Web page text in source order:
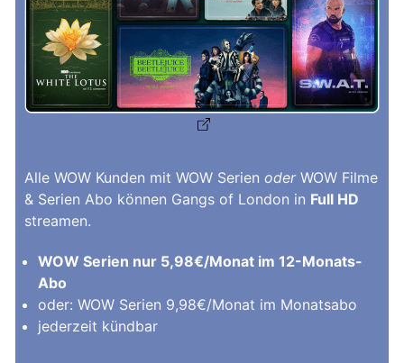
Alle WOW Kunden mit WOW Serien oderWOW Filme
& Serien Abo können Gangs of London in Full HD
streamen.
WOW Serien nur 5,98€/Monat im 12-Monats-
Abo
oder: WOW Serien 9,98€/Monat im Monatsabo
jederzeit kündbar